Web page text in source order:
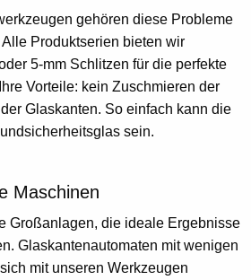
gehören diese Probleme
Produktserien bieten wir
5-mm Schlitzen für die perfekte
Vorteile: kein Zuschmieren der
Glaskanten. So einfach kann die
sein.
Maschinen
Großanlagen, die ideale Ergebnisse
Glaskantenautomaten mit wenigen
mit unseren Werkzeugen